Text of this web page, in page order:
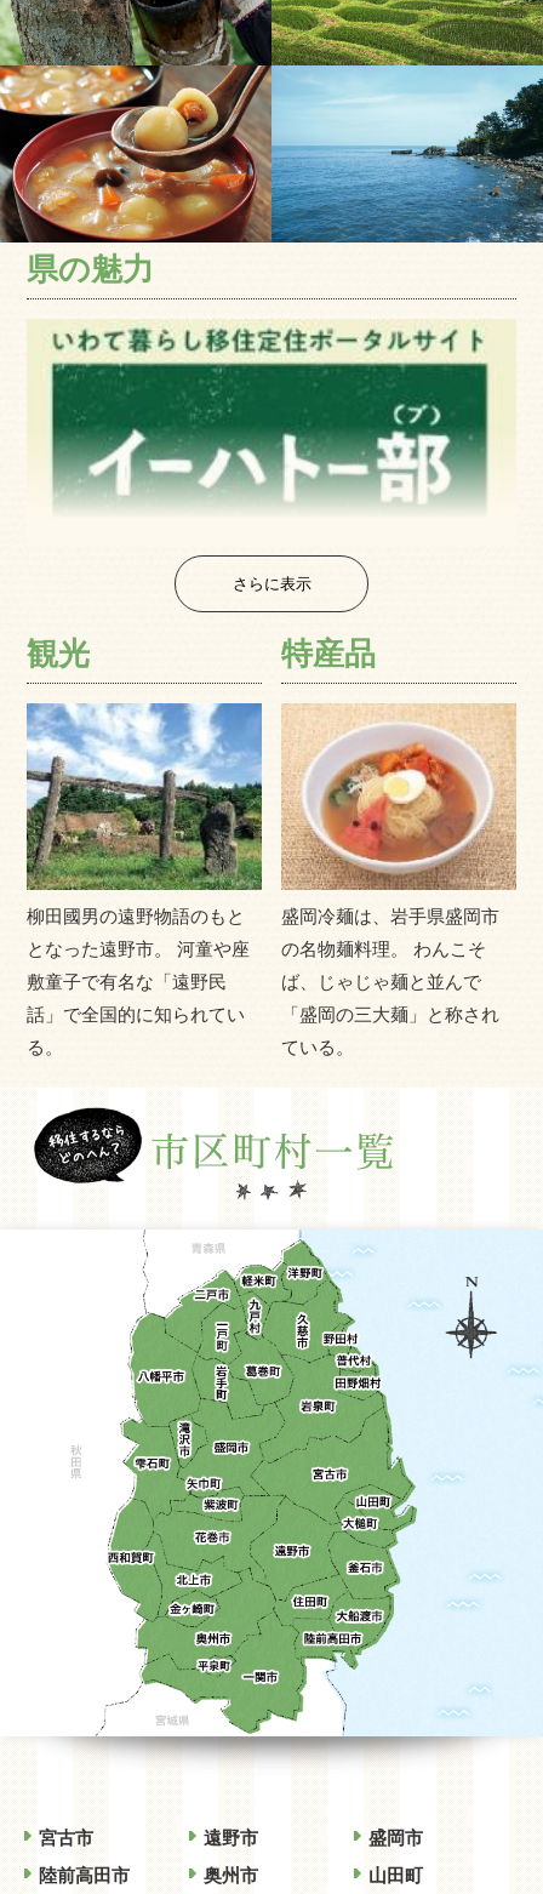
県の魅力
岩手県は東北地方の北部（北東北）に所在し、日本の都
道府県としては、北海道に次いで２番目の広さを持ちま
す。気候は、地理的条件によって特徴づけられ、奥羽山
脈の山沿い地方は、冬に雪の多い日本海側の気候を、北
上高地は高原性、盆地性の気候を示します。また、北上
川沿いの平野部は、全般的に冬は寒さがきびしく、夏は
暑い内陸性の気候を示します。沿岸部では海洋性の気候
を示しますが、宮古市以北では寒流の影響のため全般的
に気温が低く、夏季には久慈地域を中心に「やませ」と
呼ばれる冷たい霧が海から押し寄せる現象がおこりま
す。
<「イーハトー部」とは？>
ここ岩手県は、かつて宮沢賢治が「イーハトーブ」と名
付け、心の中の理想郷として愛したふるさと。個性豊か
な人々がいて、それぞれに岩手暮らしを楽しんでいま
す。そんな一人ひとりのこだわり方・暮らし方を、「部
活動」の楽しさに見立て、「イーハトー部」を立ち上げ
ました。あなたも入部（移住）して、新たな一歩を踏み
出しませんか？
いわて暮らし移住定住ポータルサイト「イーハトー部に
入ろう！」○URL:
https://iju.pref.iwate.jp/
さらに表示
観光
柳田國男の遠野物語のもと
となった遠野市。 河童や座
敷童子で有名な「遠野民
話」で全国的に知られてい
る。
特産品
盛岡冷麺は、岩手県盛岡市
の名物麺料理。 わんこそ
ば、じゃじゃ麺と並んで
「盛岡の三大麺」と称され
ている。
宮古市 遠野市
盛岡市
陸前高田市
奥州市 山田町